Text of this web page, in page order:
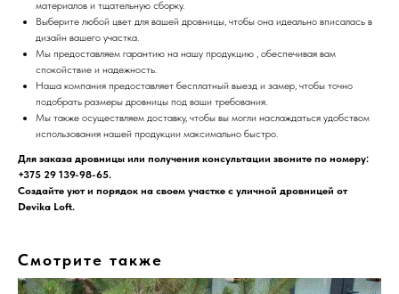
материалов и тщательную сборку.
Выберите любой цвет для вашей дровницы, чтобы она идеально вписалась в
дизайн вашего участка.
Мы предоставляем гарантию на нашу продукцию , обеспечивая вам
спокойствие и надежность.
Наша компания предоставляет бесплатный выезд и замер, чтобы точно
подобрать размеры дровницы под ваши требования.
Мы также осуществляем доставку, чтобы вы могли наслаждаться удобством
использования нашей продукции максимально быстро.
Для заказа дровницы или получения консультации звоните по номеру:
+375 29 139-98-65.
Создайте уют и порядок на своем участке с уличной дровницей от
Devika Loft.
Смотрите также